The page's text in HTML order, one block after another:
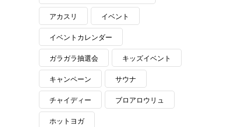
アカスリ イベント
イベントカレンダー
ガラガラ抽選会 キッズイベント
キャンペーン サウナ
チャイディー ブロアロウリュ
ホットヨガ